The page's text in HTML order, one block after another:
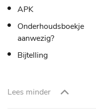
APK
Onderhoudsboekje
aanwezig?
Bijtelling
Lees minder